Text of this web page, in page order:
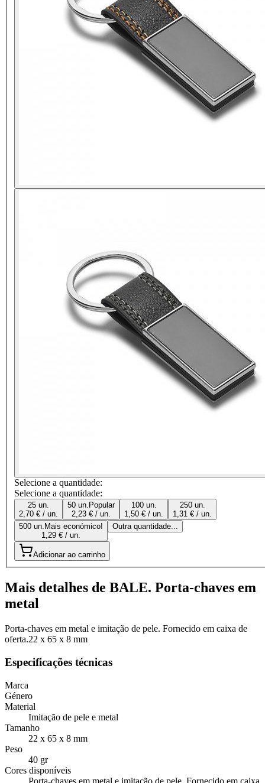
Selecione a quantidade:
Selecione a quantidade:
25 un.
2,70 € / un.
50 un. Popular
2,23 € / un.
100 un.
1,50 € / un.
250 un.
1,31 € / un.
500 un. Mais económico!
1,29 € / un.
Outra quantidade...
Adicionar ao carrinho
Mais detalhes de BALE. Porta-chaves em
metal
Porta-chaves em metal e imitação de pele. Fornecido em caixa de
oferta.22 x 65 x 8 mm
Especificações técnicas
Marca
Género
Material
Imitação de pele e metal
Tamanho
22 x 65 x 8 mm
Peso
40 gr
Cores disponíveis
Porta-chaves em metal e imitação de pele. Fornecido em caixa